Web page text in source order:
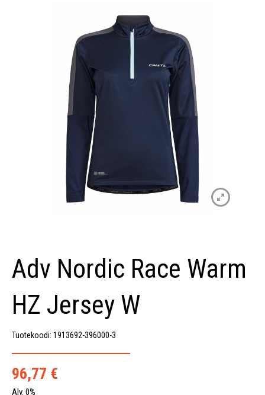
Adv Nordic Race Warm
HZ Jersey W
Tuotekoodi: 1913692-396000-3
96,77 €
Alv. 0%